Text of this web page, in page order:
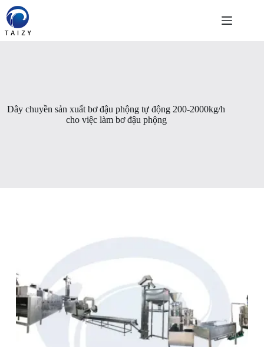
Chuyển
đến
phần
nội
Dây chuyền sản xuất bơ đậu phộng tự động 200-2000kg/h
cho việc làm bơ đậu phộng